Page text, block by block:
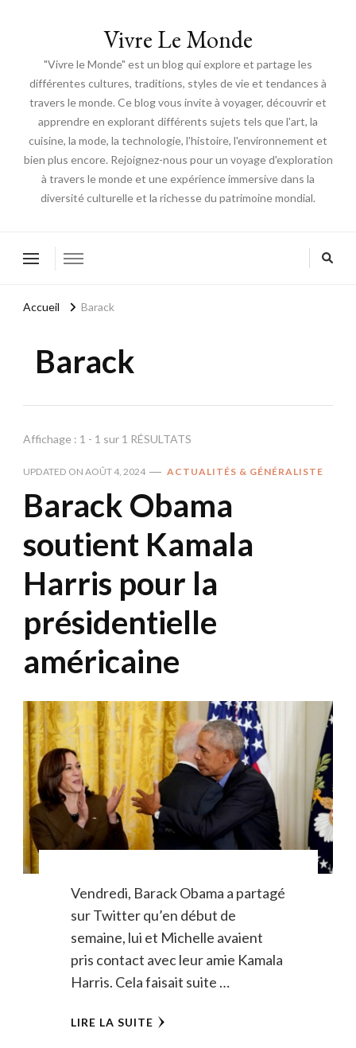
Vivre Le Monde
"Vivre le Monde" est un blog qui explore et partage les
différentes cultures, traditions, styles de vie et tendances à
travers le monde. Ce blog vous invite à voyager, découvrir et
apprendre en explorant différents sujets tels que l'art, la
cuisine, la mode, la technologie, l'histoire, l'environnement et
bien plus encore. Rejoignez-nous pour un voyage d'exploration
à travers le monde et une expérience immersive dans la
diversité culturelle et la richesse du patrimoine mondial.
Accueil Barack
Barack
Affichage : 1 - 1 sur 1 RÉSULTATS
UPDATED ON AOÛT 4, 2024 ACTUALITÉS & GÉNÉRALISTE
Barack Obama
soutient Kamala
Harris pour la
présidentielle
américaine
Vendredi, Barack Obama a partagé
sur Twitter qu’en début de
semaine, lui et Michelle avaient
pris contact avec leur amie Kamala
Harris. Cela faisait suite …
LIRE LA SUITE